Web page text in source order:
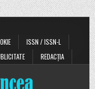
ISSN / ISSN-L
REDACȚIA